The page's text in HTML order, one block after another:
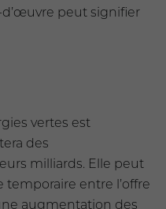
peut signifier
vertes est
des
milliards. Elle peut
entre l’offre
augmentation des